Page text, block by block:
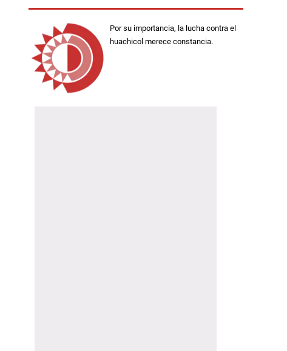
Por su importancia, la lucha contra el
huachicol merece constancia.